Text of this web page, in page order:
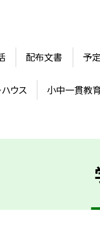
配布文書 予
ハウス 小中一貫教